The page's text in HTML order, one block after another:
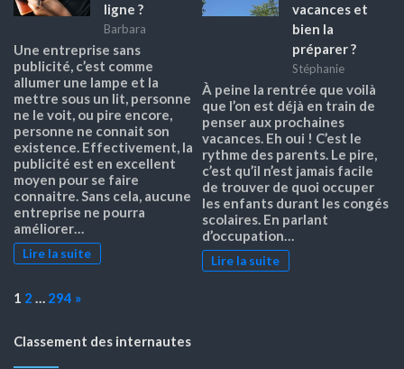
ligne ?
Barbara
Une entreprise sans
publicité, c’est comme
allumer une lampe et la
mettre sous un lit, personne
ne le voit, ou pire encore,
personne ne connait son
existence. Effectivement, la
publicité est en excellent
moyen pour se faire
connaitre. Sans cela, aucune
entreprise ne pourra
améliorer…
Lire la suite
vacances et
bien la
préparer ?
Stéphanie
À peine la rentrée que voilà
que l’on est déjà en train de
penser aux prochaines
vacances. Eh oui ! C’est le
rythme des parents. Le pire,
c’est qu’il n’est jamais facile
de trouver de quoi occuper
les enfants durant les congés
scolaires. En parlant
d’occupation…
Lire la suite
Page:
1 2 … 294 Next
»
Classement des internautes